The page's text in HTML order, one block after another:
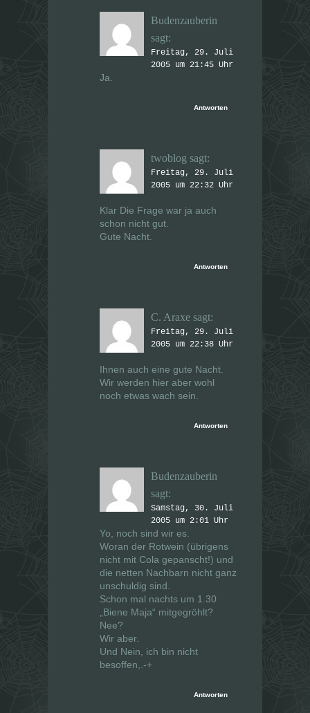
Budenzauberin
sagt:
Freitag, 29. Juli
2005 um 21:45 Uhr
Ja.
Antworten
twoblog sagt:
Freitag, 29. Juli
2005 um 22:32 Uhr
Klar Die Frage war ja auch
schon nicht gut.
Gute Nacht.
Antworten
C. Araxe sagt:
Freitag, 29. Juli
2005 um 22:38 Uhr
Ihnen auch eine gute Nacht.
Wir werden hier aber wohl
noch etwas wach sein.
Antworten
Budenzauberin
sagt:
Samstag, 30. Juli
2005 um 2:01 Uhr
Yo, noch sind wir es.
Woran der Rotwein (übrigens
nicht mit Cola gepanscht!) und
die netten Nachbarn nicht ganz
unschuldig sind.
Schon mal nachts um 1.30
„Biene Maja“ mitgegröhlt?
Nee?
Wir aber.
Und Nein, ich bin nicht
besoffen,.-+
Antworten